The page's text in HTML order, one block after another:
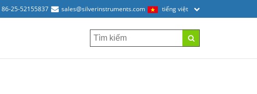
86-25-52155837 sales@silverinstruments.com tiếng việt